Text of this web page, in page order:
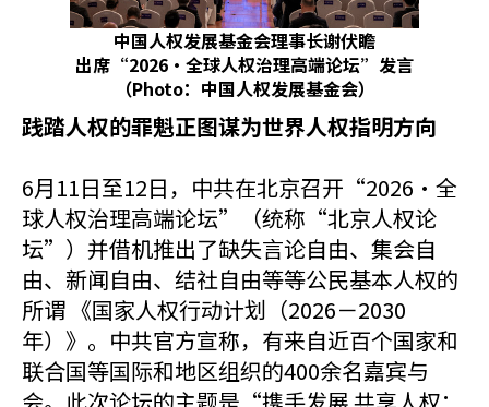
中国人权发展基金会理事长谢伏瞻
出席“2026•全球人权治理高端论坛”发言
（Photo：中国人权发展基金会）
践踏人权的罪魁正图谋为世界人权指明方向
6月11日至12日，中共在北京召开“2026·全
球人权治理高端论坛”（统称“北京人权论
坛”）并借机推出了缺失言论自由、集会自
由、新闻自由、结社自由等等公民基本人权的
所谓 《国家人权行动计划（2026－2030
年）》。中共官方宣称，有来自近百个国家和
联合国等国际和地区组织的400余名嘉宾与